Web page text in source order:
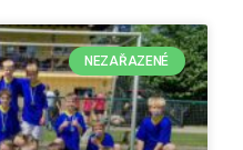
NEZAŘAZENÉ